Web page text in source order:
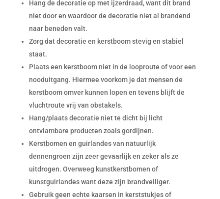
Hang de decoratie op met ijzerdraad, want dit brand
niet door en waardoor de decoratie niet al brandend
naar beneden valt.
Zorg dat decoratie en kerstboom stevig en stabiel
staat.
Plaats een kerstboom niet in de looproute of voor een
nooduitgang. Hiermee voorkom je dat mensen de
kerstboom omver kunnen lopen en tevens blijft de
vluchtroute vrij van obstakels.
Hang/plaats decoratie niet te dicht bij licht
ontvlambare producten zoals gordijnen.
Kerstbomen en guirlandes van natuurlijk
dennengroen zijn zeer gevaarlijk en zeker als ze
uitdrogen. Overweeg kunstkerstbomen of
kunstguirlandes want deze zijn brandveiliger.
Gebruik geen echte kaarsen in kerststukjes of